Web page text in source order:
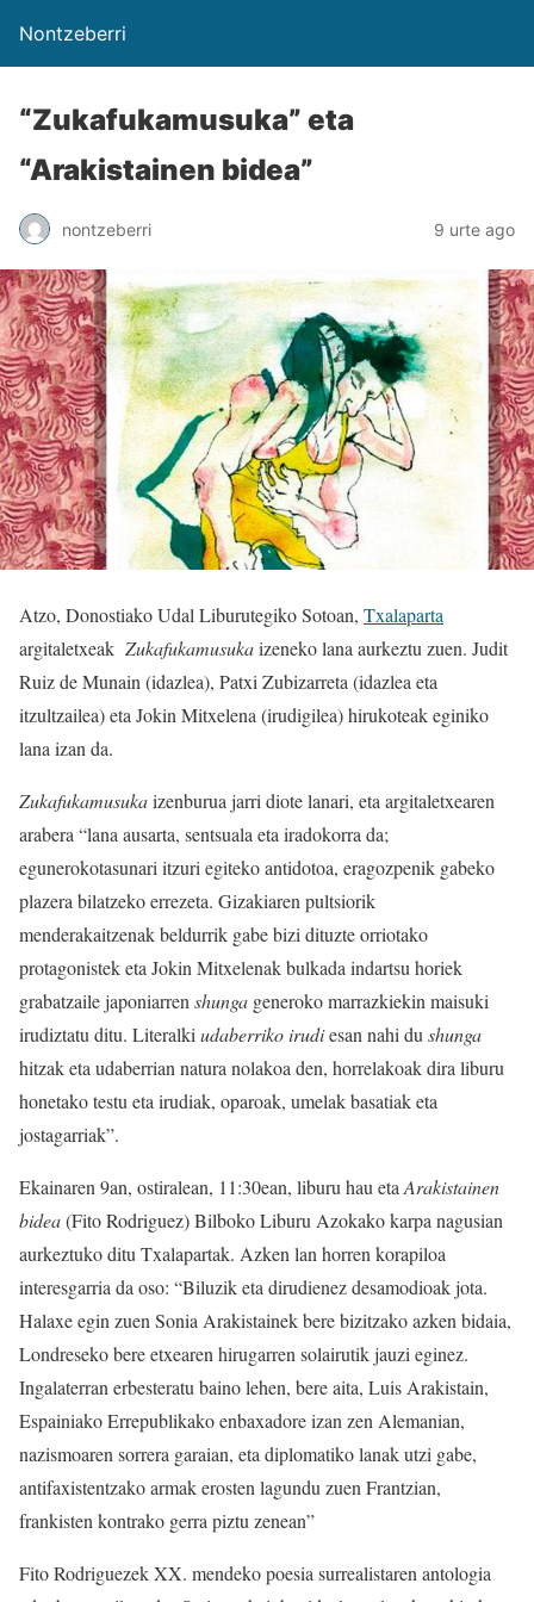
Nontzeberri
“Zukafukamusuka” eta
“Arakistainen bidea”
nontzeberri 9 urte ago
Atzo, Donostiako Udal Liburutegiko Sotoan, Txalaparta
argitaletxeak Zukafukamusukaizeneko lana aurkeztu zuen. Judit
Ruiz de Munain (idazlea), Patxi Zubizarreta (idazlea eta
itzultzailea) eta Jokin Mitxelena (irudigilea) hirukoteak eginiko
lana izan da.
Zukafukamusukaizenburua jarri diote lanari, eta argitaletxearen
arabera “lana ausarta, sentsuala eta iradokorra da;
egunerokotasunari itzuri egiteko antidotoa, eragozpenik gabeko
plazera bilatzeko errezeta. Gizakiaren pultsiorik
menderakaitzenak beldurrik gabe bizi dituzte orriotako
protagonistek eta Jokin Mitxelenak bulkada indartsu horiek
grabatzaile japoniarrenshunga generoko marrazkiekin maisuki
irudiztatu ditu. Literalkiudaberriko irudiesan nahi dushunga
hitzak eta udaberrian natura nolakoa den, horrelakoak dira liburu
honetako testu eta irudiak, oparoak, umelak basatiak eta
jostagarriak”.
Ekainaren 9an, ostiralean, 11:30ean, liburu hau etaArakistainen
bidea(Fito Rodriguez) Bilboko Liburu Azokako karpa nagusian
aurkeztuko ditu Txalapartak. Azken lan horren korapiloa
interesgarria da oso: “Biluzik eta dirudienez desamodioak jota.
Halaxe egin zuen Sonia Arakistainek bere bizitzako azken bidaia,
Londreseko bere etxearen hirugarren solairutik jauzi eginez.
Ingalaterran erbesteratu baino lehen, bere aita, Luis Arakistain,
Espainiako Errepublikako enbaxadore izan zen Alemanian,
nazismoaren sorrera garaian, eta diplomatiko lanak utzi gabe,
antifaxistentzako armak erosten lagundu zuen Frantzian,
frankisten kontrako gerra piztu zenean”
Fito Rodriguezek XX. mendeko poesia surrealistaren antologia